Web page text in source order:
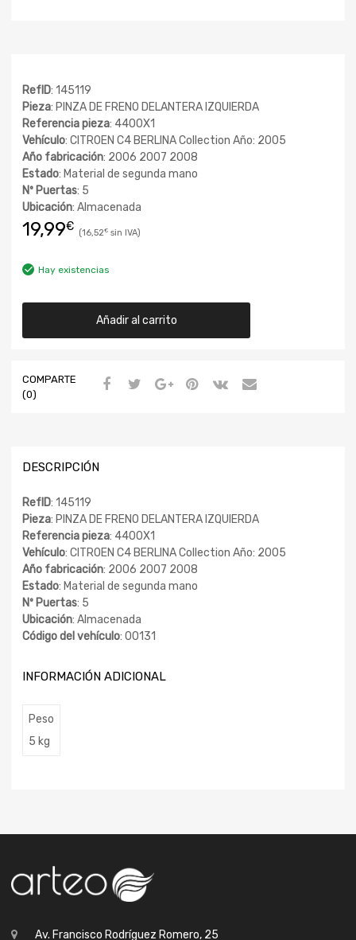
RefID: 145119
Pieza: PINZA DE FRENO DELANTERA IZQUIERDA
Referencia pieza: 4400X1
Vehículo: CITROEN C4 BERLINA Collection Año: 2005
Año fabricación: 2006 2007 2008
Estado: Material de segunda mano
Nº Puertas: 5
Ubicación: Almacenada
19,99€ 16,52€
Hay existencias
Añadir al carrito
COMPARTE
(0)
DESCRIPCIÓN
RefID: 145119
Pieza: PINZA DE FRENO DELANTERA IZQUIERDA
Referencia pieza: 4400X1
Vehículo: CITROEN C4 BERLINA Collection Año: 2005
Año fabricación: 2006 2007 2008
Estado: Material de segunda mano
Nº Puertas: 5
Ubicación: Almacenada
Código del vehículo: 00131
INFORMACIÓN ADICIONAL
Peso
5 kg
Av. Francisco Rodríguez Romero, 25